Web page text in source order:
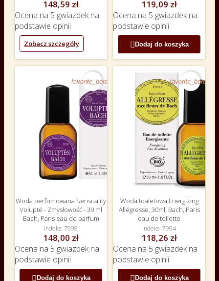
148,59 zł
Ocena na 5 gwiazdek na
podstawie opinii
Zobacz szczegóły
119,09 zł
Ocena na 5 gwiazdek na
podstawie opinii
 Dodaj do koszyka
favorite_border
Woda perfumowana Sensuality
Volupté - Zmysłowość - 30 ml
Bach, Paris eau de parfum
Indeks 7998
148,00 zł
Ocena na 5 gwiazdek na
podstawie opinii
 Dodaj do koszyka
favorite_border
Woda toaletowa Energizing
Allégresse, 30ml, Bach, Paris
eau de toilette
Indeks 7994
118,26 zł
Ocena na 5 gwiazdek na
podstawie opinii
 Dodaj do koszyka